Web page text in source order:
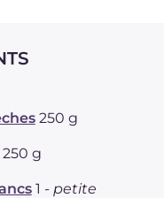
250 g
250 g
1 - petite